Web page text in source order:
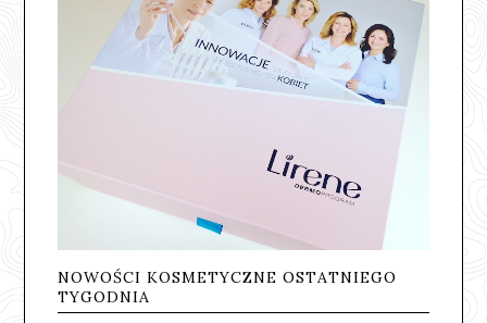
NOWOŚCI KOSMETYCZNE OSTATNIEGO
TYGODNIA